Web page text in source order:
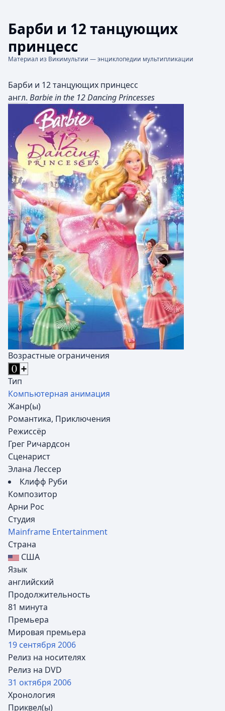
Барби и 12 танцующих
принцесс
Материал из Викимультии — энциклопедии мультипликации
Барби и 12 танцующих принцесс
англ. Barbie in the 12 Dancing Princesses
Возрастные ограничения
Тип
Компьютерная анимация
Жанр(ы)
Романтика, Приключения
Режиссёр
Грег Ричардсон
Сценарист
Элана Лессер
Клифф Руби
Композитор
Арни Рос
Студия
Mainframe Entertainment
Страна
США
Язык
английский
Продолжительность
81 минута
Премьера
Мировая премьера
19 сентября 2006
Релиз на носителях
Релиз на DVD
31 октября 2006
Хронология
Приквел(ы)